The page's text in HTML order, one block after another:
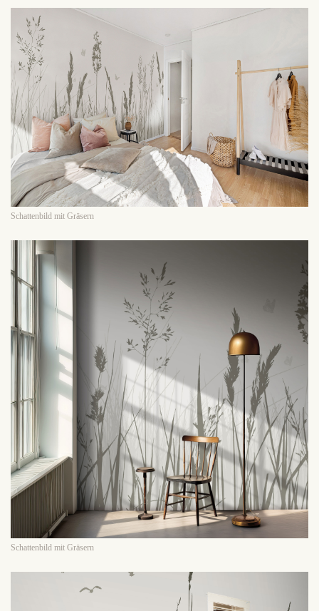
Schattenbild mit Gräsern
Schattenbild mit Gräsern